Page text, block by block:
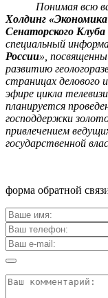
Понимая всю
Холдинг
Сенаторского Клуба
специальный
России»,
развитию
страницах делового
эфире цикла
планируется
господдержки
привлечением
государственной
форма обратной